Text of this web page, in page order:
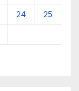
24 25